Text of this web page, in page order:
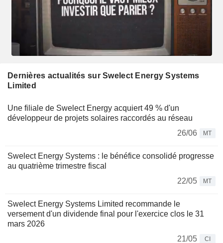
Dernières actualités sur Swelect Energy Systems
Limited
Une filiale de Swelect Energy acquiert 49 % d'un
développeur de projets solaires raccordés au réseau
26/06
MT
Swelect Energy Systems : le bénéfice consolidé progresse
au quatrième trimestre fiscal
22/05
MT
Swelect Energy Systems Limited recommande le
versement d'un dividende final pour l'exercice clos le 31
mars 2026
21/05
CI